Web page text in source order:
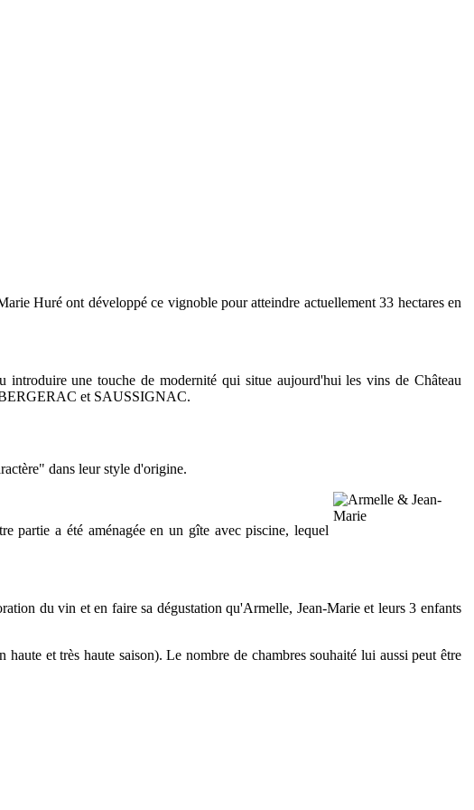
Huré ont développé ce vignoble pour atteindre actuellement 33 hectares en
une touche de modernité qui situe aujourd'hui les vins de Château
BERGERAC et SAUSSIGNAC.
dans leur style d'origine.
partie a été aménagée en un gîte avec piscine, lequel
du vin et en faire sa dégustation qu'Armelle, Jean-Marie et leurs 3 enfants
et très haute saison). Le nombre de chambres souhaité lui aussi peut être